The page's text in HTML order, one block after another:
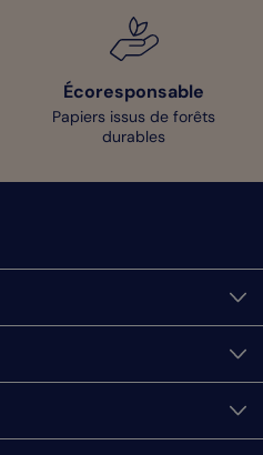
Écoresponsable
Papiers issus de forêts
durables